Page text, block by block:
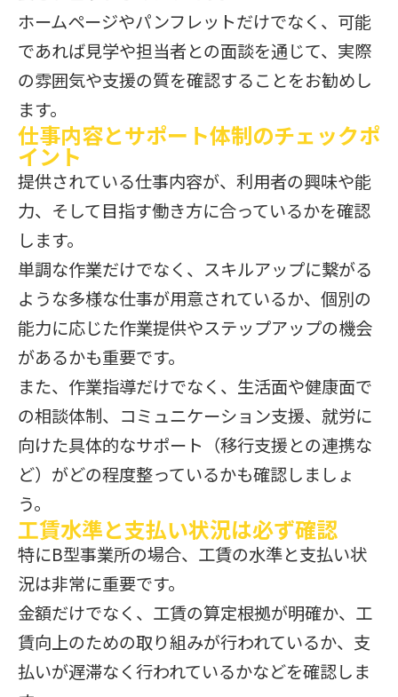
ホームページやパンフレットだけでなく、可能
であれば見学や担当者との面談を通じて、実際
の雰囲気や支援の質を確認することをお勧めし
ます。
仕事内容とサポート体制のチェックポ
イント
提供されている仕事内容が、利用者の興味や能
力、そして目指す働き方に合っているかを確認
します。
単調な作業だけでなく、スキルアップに繋がる
ような多様な仕事が用意されているか、個別の
能力に応じた作業提供やステップアップの機会
があるかも重要です。
また、作業指導だけでなく、生活面や健康面で
の相談体制、コミュニケーション支援、就労に
向けた具体的なサポート（移行支援との連携な
ど）がどの程度整っているかも確認しましょ
う。
工賃水準と支払い状況は必ず確認
特にB型事業所の場合、工賃の水準と支払い状
況は非常に重要です。
金額だけでなく、工賃の算定根拠が明確か、工
賃向上のための取り組みが行われているか、支
払いが遅滞なく行われているかなどを確認しま